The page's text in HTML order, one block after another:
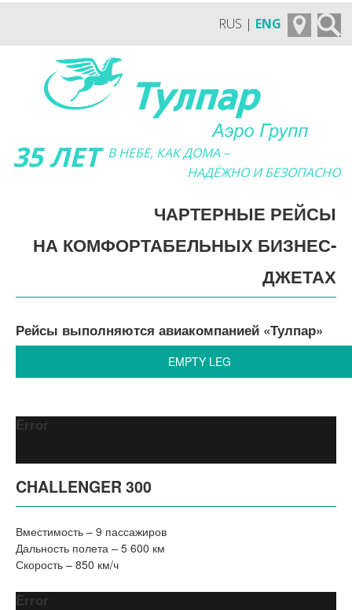
RUS | ENG
35 ЛЕТ В НЕБЕ, КАК ДОМА –
НАДЁЖНО И БЕЗОПАСНО
ЧАРТЕРНЫЕ РЕЙСЫ
НА КОМФОРТАБЕЛЬНЫХ БИЗНЕС-
ДЖЕТАХ
Рейсы выполняются авиакомпанией «Тулпар»
EMPTY LEG
Error
CHALLENGER 300
Вместимость – 9 пассажиров
Дальность полета – 5 600 км
Скорость – 850 км/ч
Error